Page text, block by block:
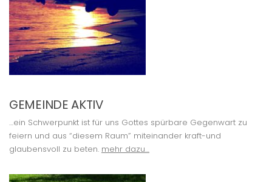
GEMEINDE AKTIV
…ein Schwerpunkt ist für uns Gottes spürbare Gegenwart zu
feiern und aus “diesem Raum” miteinander kraft-und
glaubensvoll zu beten. mehr dazu…